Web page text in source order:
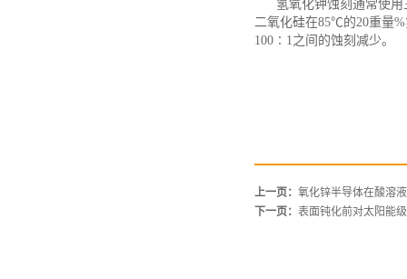
氢氧化钾蚀刻通常使用
二氧化硅在85℃的20重量
100∶1之间的蚀刻减少。
上一页： 氧化锌半导体在酸溶
下一页： 表面钝化前对太阳能